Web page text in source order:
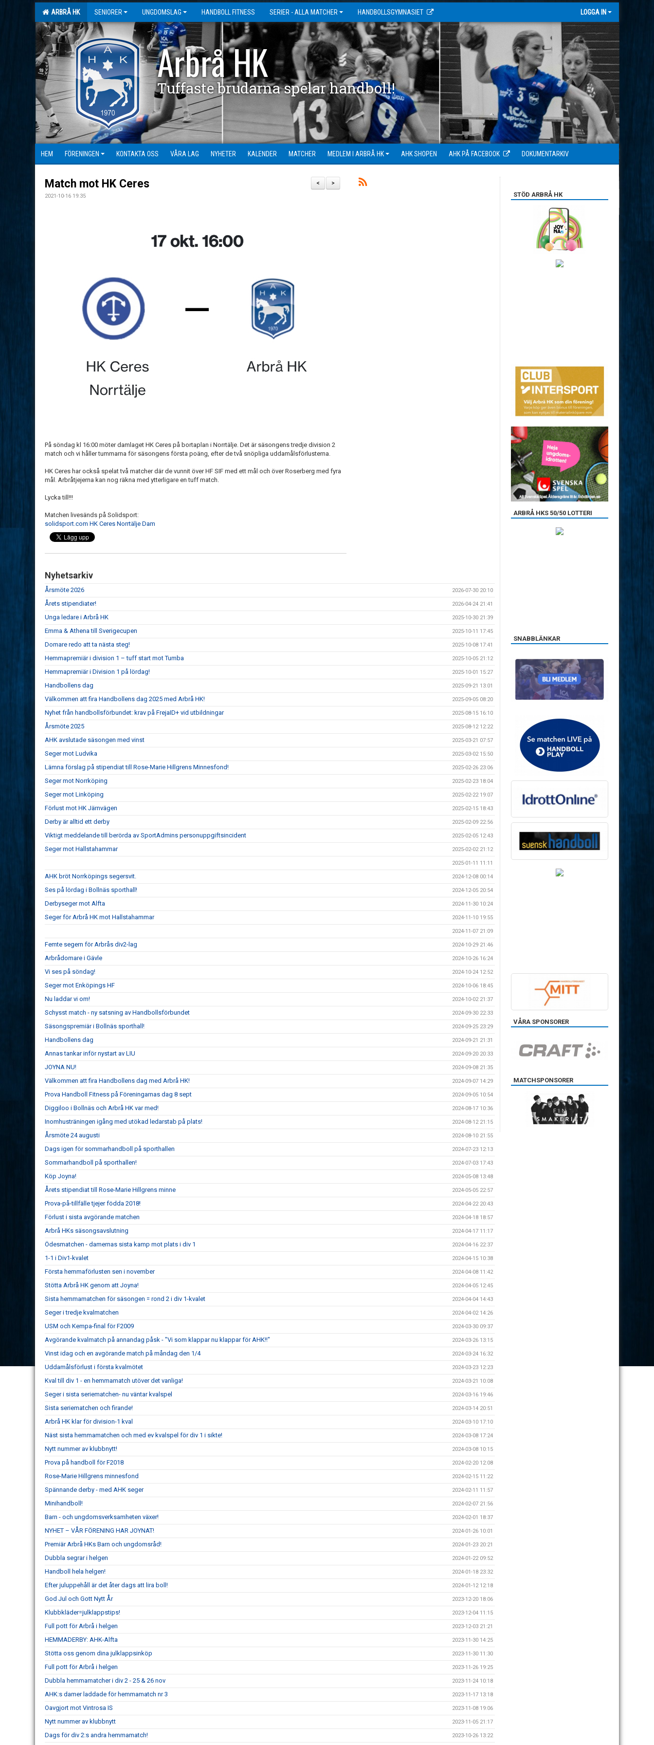
ARBRÅ HK SENIORER UNGDOMSLAG HANDBOLL FITNESS SERIER - ALLA MATCHER HANDBOLLSGYMNASIET LOGGA IN
Arbrå HK
Tuffaste brudarna spelar handboll!
HEM FÖRENINGEN KONTAKTA OSS VÅRA LAG NYHETER KALENDER MATCHER MEDLEM I ARBRÅ HK AHK SHOPEN AHK PÅ FACEBOOK DOKUMENTARKIV
>
<
Match mot HK Ceres
2021-10-16 19:35
På söndag kl 16:00 möter damlaget HK Ceres på bortaplan i Norrtälje. Det är säsongens tredje division 2
match och vi håller tummarna för säsongens första poäng, efter de två snöpliga uddamålsförlusterna.
HK Ceres har också spelat två matcher där de vunnit över HF SIF med ett mål och över Roserberg med fyra
mål. Arbråtjejerna kan nog räkna med ytterligare en tuff match.
Lycka till!!!
Matchen livesänds på Solidsport:
solidsport.com HK Ceres Norrtälje Dam
Nyhetsarkiv
Årsmöte 2026 2026-07-30 20:10
Årets stipendiater! 2026-04-24 21:41
Unga ledare i Arbrå HK 2025-10-30 21:39
Emma & Athena till Sverigecupen 2025-10-11 17:45
Domare redo att ta nästa steg! 2025-10-08 17:41
Hemmapremiär i division 1 – tuff start mot Tumba 2025-10-05 21:12
Hemmapremiär i Division 1 på lördag! 2025-10-01 15:27
Handbollens dag 2025-09-21 13:01
Välkommen att fira Handbollens dag 2025 med Arbrå HK! 2025-09-05 08:20
Nyhet från handbollsförbundet: krav på FrejaID+ vid utbildningar 2025-08-15 16:10
Årsmöte 2025 2025-08-12 12:22
AHK avslutade säsongen med vinst 2025-03-21 07:57
Seger mot Ludvika 2025-03-02 15:50
Lämna förslag på stipendiat till Rose-Marie Hillgrens Minnesfond! 2025-02-26 23:06
Seger mot Norrköping 2025-02-23 18:04
Seger mot Linköping 2025-02-22 19:07
Förlust mot HK Järnvägen 2025-02-15 18:43
Derby är alltid ett derby 2025-02-09 22:56
Viktigt meddelande till berörda av SportAdmins personuppgiftsincident 2025-02-05 12:43
Seger mot Hallstahammar 2025-02-02 21:12
2025-01-11 11:11
AHK bröt Norrköpings segersvit. 2024-12-08 00:14
Ses på lördag i Bollnäs sporthall! 2024-12-05 20:54
Derbyseger mot Alfta 2024-11-30 10:24
Seger för Arbrå HK mot Hallstahammar 2024-11-10 19:55
2024-11-07 21:09
Femte segern för Arbrås div2-lag 2024-10-29 21:46
Arbrådomare i Gävle 2024-10-26 16:24
Vi ses på söndag! 2024-10-24 12:52
Seger mot Enköpings HF 2024-10-06 18:45
Nu laddar vi om! 2024-10-02 21:37
Schysst match - ny satsning av Handbollsförbundet 2024-09-30 22:33
Säsongspremiär i Bollnäs sporthall! 2024-09-25 23:29
Handbollens dag 2024-09-21 21:31
Annas tankar inför nystart av LIU 2024-09-20 20:33
JOYNA NU! 2024-09-08 21:35
Välkommen att fira Handbollens dag med Arbrå HK! 2024-09-07 14:29
Prova Handboll Fitness på Föreningarnas dag 8 sept 2024-09-05 10:54
Diggiloo i Bollnäs och Arbrå HK var med! 2024-08-17 10:36
Inomhusträningen igång med utökad ledarstab på plats! 2024-08-12 21:15
Årsmöte 24 augusti 2024-08-10 21:55
Dags igen för sommarhandboll på sporthallen 2024-07-23 12:13
Sommarhandboll på sporthallen! 2024-07-03 17:43
Köp Joyna! 2024-05-08 13:48
Årets stipendiat till Rose-Marie Hillgrens minne 2024-05-05 22:57
Prova-på-tillfälle tjejer födda 2018! 2024-04-22 20:43
Förlust i sista avgörande matchen 2024-04-18 18:57
Arbrå HKs säsongsavslutning 2024-04-17 11:17
Ödesmatchen - damernas sista kamp mot plats i div 1 2024-04-16 22:37
1-1 i Div1-kvalet 2024-04-15 10:38
Första hemmaförlusten sen i november 2024-04-08 11:42
Stötta Arbrå HK genom att Joyna! 2024-04-05 12:45
Sista hemmamatchen för säsongen = rond 2 i div 1-kvalet 2024-04-04 14:43
Seger i tredje kvalmatchen 2024-04-02 14:26
USM och Kempa-final för F2009 2024-03-30 09:37
Avgörande kvalmatch på annandag påsk - "Vi som klappar nu klappar för AHK!!" 2024-03-26 13:15
Vinst idag och en avgörande match på måndag den 1/4 2024-03-24 16:32
Uddamålsförlust i första kvalmötet 2024-03-23 12:23
Kval till div 1 - en hemmamatch utöver det vanliga! 2024-03-21 10:08
Seger i sista seriematchen- nu väntar kvalspel 2024-03-16 19:46
Sista seriematchen och firande! 2024-03-14 20:51
Arbrå HK klar för division-1 kval 2024-03-10 17:10
Näst sista hemmamatchen och med ev kvalspel för div 1 i sikte! 2024-03-08 17:24
Nytt nummer av klubbnytt! 2024-03-08 10:15
Prova på handboll för F2018 2024-02-20 12:08
Rose-Marie Hillgrens minnesfond 2024-02-15 11:22
Spännande derby - med AHK seger 2024-02-11 11:57
Minihandboll! 2024-02-07 21:56
Barn - och ungdomsverksamheten växer! 2024-02-01 18:37
NYHET – VÅR FÖRENING HAR JOYNAT! 2024-01-26 10:01
Premiär Arbrå HKs Barn och ungdomsråd! 2024-01-23 20:21
Dubbla segrar i helgen 2024-01-22 09:52
Handboll hela helgen! 2024-01-18 23:32
Efter juluppehåll är det åter dags att lira boll! 2024-01-12 12:18
God Jul och Gott Nytt År 2023-12-20 18:06
Klubbkläder=julklappstips! 2023-12-04 11:15
Full pott för Arbrå i helgen 2023-12-03 21:21
HEMMADERBY: AHK-Alfta 2023-11-30 14:25
Stötta oss genom dina julklappsinköp 2023-11-30 11:30
Full pott för Arbrå i helgen 2023-11-26 19:25
Dubbla hemmamatcher i div 2 - 25 & 26 nov 2023-11-24 10:18
AHK:s damer laddade för hemmamatch nr 3 2023-11-17 13:18
Oavgjort mot Vintrosa IS 2023-11-08 19:06
Nytt nummer av klubbnytt 2023-11-05 21:17
Dags för div 2:s andra hemmamatch! 2023-10-26 13:22
STÖD ARBRÅ HK
ARBRÅ HKS 50/50 LOTTERI
SNABBLÄNKAR
VÅRA SPONSORER
MATCHSPONSORER